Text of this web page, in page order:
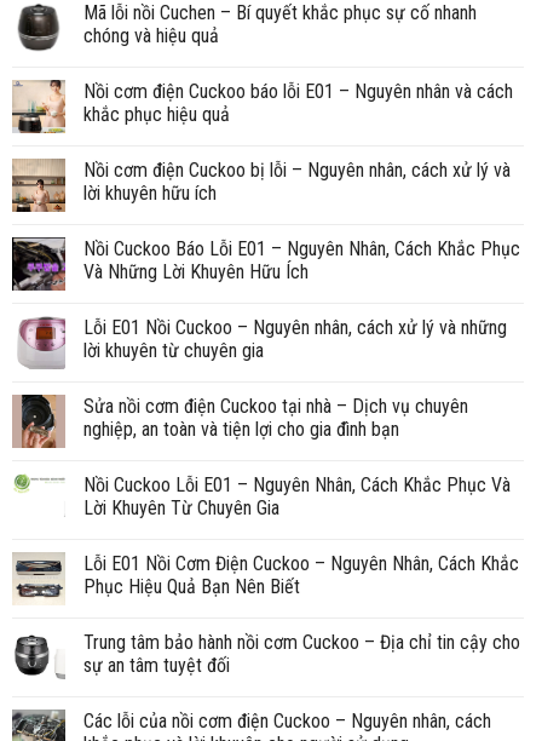
Mã lỗi nồi Cuchen – Bí quyết khắc phục sự cố nhanh
chóng và hiệu quả
Nồi cơm điện Cuckoo báo lỗi E01 – Nguyên nhân và cách
khắc phục hiệu quả
Nồi cơm điện Cuckoo bị lỗi – Nguyên nhân, cách xử lý và
lời khuyên hữu ích
Nồi Cuckoo Báo Lỗi E01 – Nguyên Nhân, Cách Khắc Phục
Và Những Lời Khuyên Hữu Ích
Lỗi E01 Nồi Cuckoo – Nguyên nhân, cách xử lý và những
lời khuyên từ chuyên gia
Sửa nồi cơm điện Cuckoo tại nhà – Dịch vụ chuyên
nghiệp, an toàn và tiện lợi cho gia đình bạn
Nồi Cuckoo Lỗi E01 – Nguyên Nhân, Cách Khắc Phục Và
Lời Khuyên Từ Chuyên Gia
Lỗi E01 Nồi Cơm Điện Cuckoo – Nguyên Nhân, Cách Khắc
Phục Hiệu Quả Bạn Nên Biết
Trung tâm bảo hành nồi cơm Cuckoo – Địa chỉ tin cậy cho
sự an tâm tuyệt đối
Các lỗi của nồi cơm điện Cuckoo – Nguyên nhân, cách